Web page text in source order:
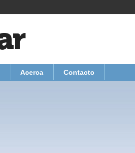
Acerca Contacto